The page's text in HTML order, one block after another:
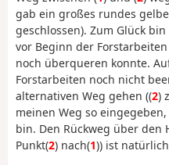
gab ein großes rundes
geschlossen). Zum Glück
vor Beginn der
noch überqueren konnte.
Forstarbeiten noch nicht
alternativen Weg gehen ((2)
meinen Weg so
bin. Den Rückweg über den
Punkt(2) nach(1)) ist